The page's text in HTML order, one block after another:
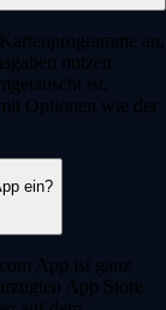
an,
nutzen
ist,
Optionen wie der
ein?
App ist ganz
App Store